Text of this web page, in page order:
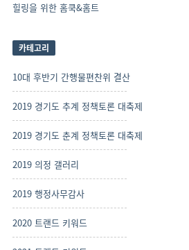
힐링을 위한 홈쿡&홈트
카테고리
10대 후반기 간행물편찬위 결산
2019 경기도 추계 정책토론 대축제
2019 경기도 춘계 정책토론 대축제
2019 의정 갤러리
2019 행정사무감사
2020 트랜드 키워드